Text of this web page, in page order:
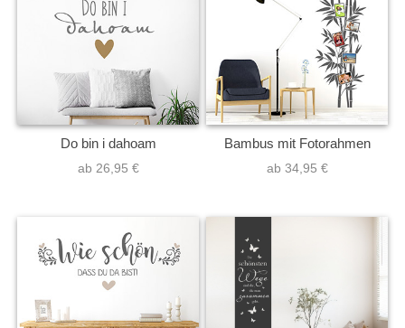
Do bin i dahoam
ab 26,95 €
Bambus mit Fotorahmen
ab 34,95 €